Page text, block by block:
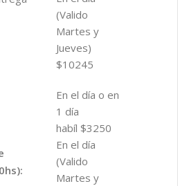
(Valido
Martes y
Jueves)
$10245
En el día o en
1 día
habíl $3250
En el día
(Valido
Martes y